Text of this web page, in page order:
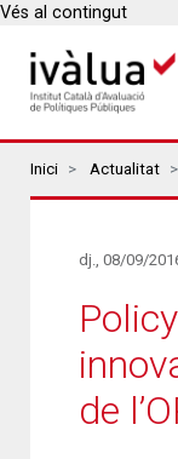
Vés al contingut
Inici Actualitat
dj., 08/09/
de